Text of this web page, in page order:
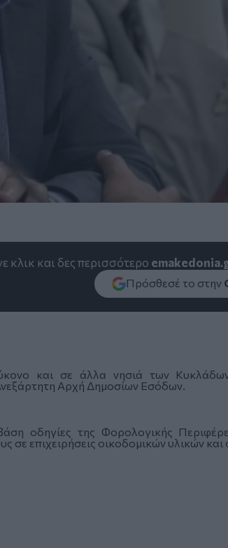
κλικ και δες περισσότερο
Πρόσθεσέ το στην
και σε άλλα νησιά των
Αρχή Δημοσίων Εσόδων.
οδηγίες της Φορολογικής
σε επιχειρήσεις οικοδομικών υλικών